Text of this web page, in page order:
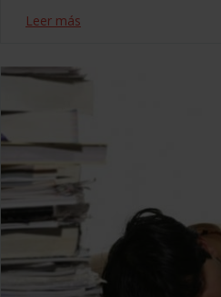
Leer más